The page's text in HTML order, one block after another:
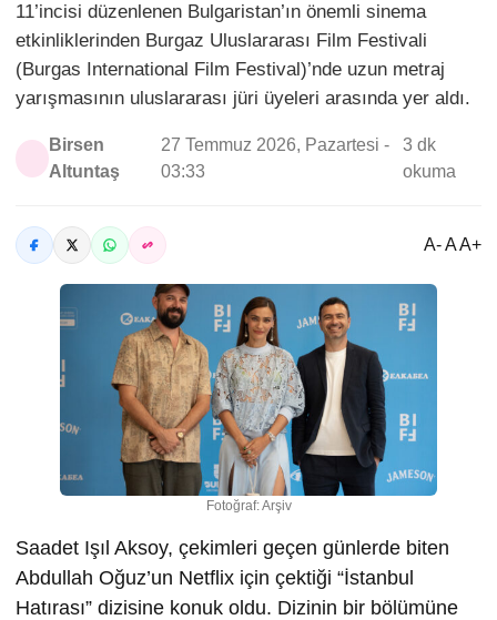
11’incisi düzenlenen Bulgaristan’ın önemli sinema
etkinliklerinden Burgaz Uluslararası Film Festivali
(Burgas International Film Festival)’nde uzun metraj
yarışmasının uluslararası jüri üyeleri arasında yer aldı.
Birsen
Altuntaş
27 Temmuz 2026, Pazartesi -
03:33
3 dk
okuma
A- A A+
Fotoğraf: Arşiv
Saadet Işıl Aksoy, çekimleri geçen günlerde biten
Abdullah Oğuz’un Netflix için çektiği “İstanbul
Hatırası” dizisine konuk oldu. Dizinin bir bölümüne